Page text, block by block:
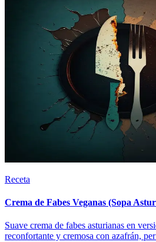
Receta
Crema de Fabes Veganas (Sopa
Suave crema de fabes asturianas en
reconfortante y cremosa con azafrán,